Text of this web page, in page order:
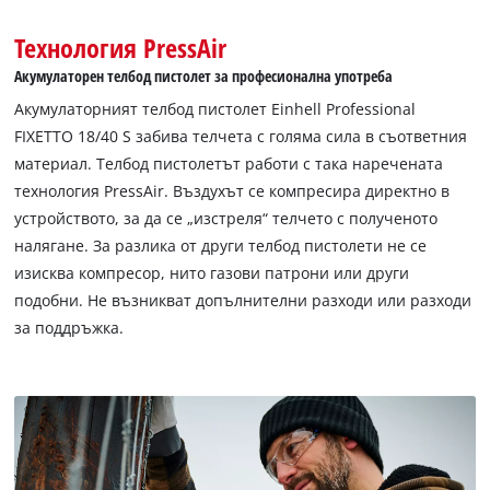
Технология PressAir
Акумулаторен телбод пистолет за професионална употреба
Акумулаторният телбод пистолет Einhell Professional
FIXETTO 18/40 S забива телчета с голяма сила в съответния
материал. Телбод пистолетът работи с така наречената
технология PressAir. Въздухът се компресира директно в
устройството, за да се „изстреля“ телчето с полученото
налягане. За разлика от други телбод пистолети не се
изисква компресор, нито газови патрони или други
подобни. Не възникват допълнителни разходи или разходи
за поддръжка.